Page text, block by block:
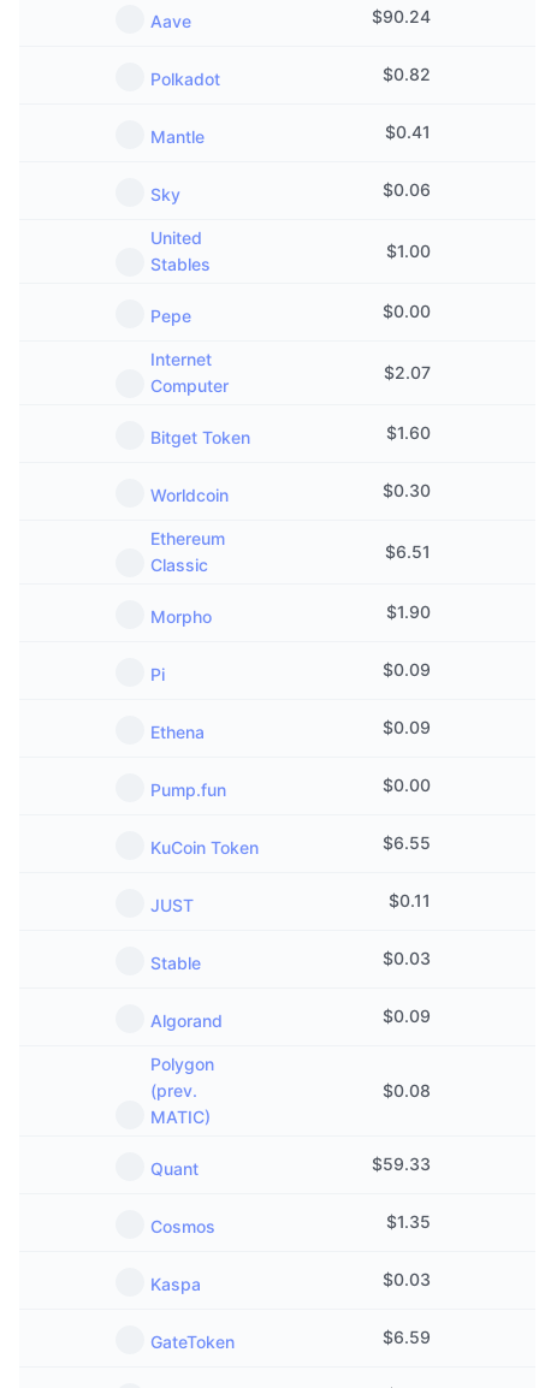
Aave $90.24
Polkadot $0.82
Mantle $0.41
Sky $0.06
United
Stables
$1.00
Pepe $0.00
Internet
Computer
$2.07
Bitget Token $1.60
Worldcoin $0.30
Ethereum
Classic
$6.51
Morpho $1.90
Pi $0.09
Ethena $0.09
Pump.fun $0.00
KuCoin Token $6.55
JUST $0.11
Stable $0.03
Algorand $0.09
Polygon
(prev.
MATIC)
$0.08
Quant $59.33
Cosmos $1.35
Kaspa $0.03
GateToken $6.59